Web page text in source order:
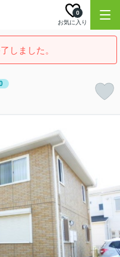
お気に入り
0
しました。